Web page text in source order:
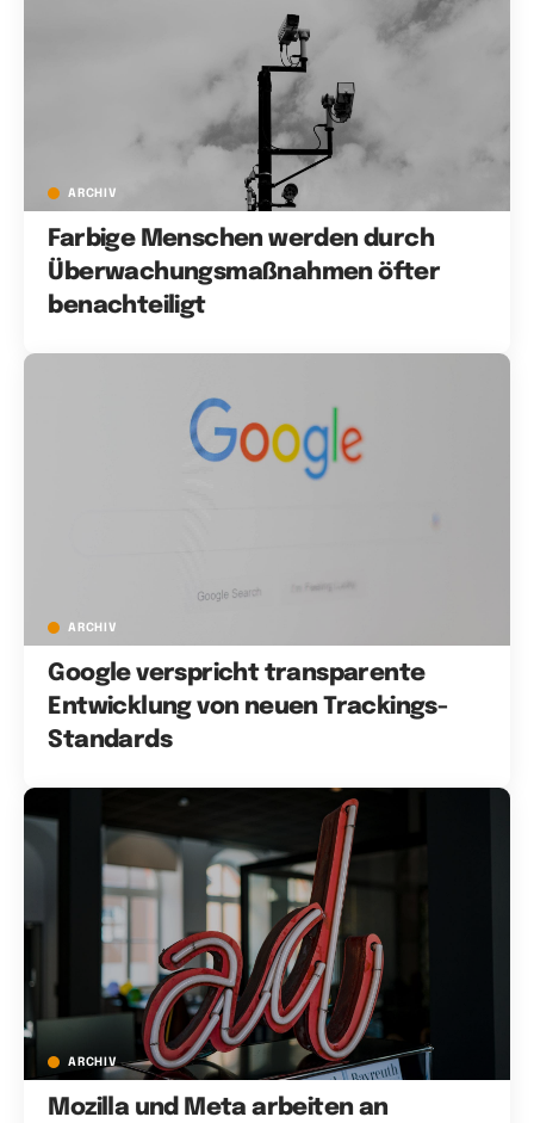
ARCHIV
Farbige Menschen werden durch
Überwachungsmaßnahmen öfter
benachteiligt
ARCHIV
Google verspricht transparente
Entwicklung von neuen Trackings-
Standards
ARCHIV
Mozilla und Meta arbeiten an